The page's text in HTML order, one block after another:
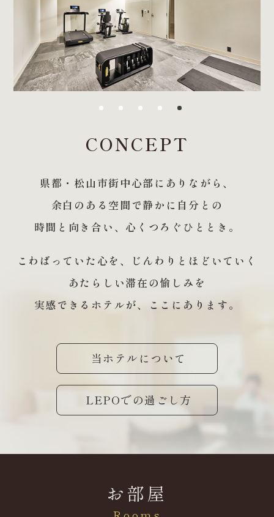
CONCEPT
県都・松山市街中心部にありながら、
余白のある空間で静かに自分との
時間と向き合い、 心くつろぐひととき。
こわばっていた心を、じんわりとほどいていく
あたらしい滞在の愉しみを
実感できるホテルが、
ここにあります。
当ホテルについて
LEPOでの過ごし方
お部屋